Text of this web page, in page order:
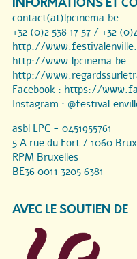
contact(at)lpcinema.be
+32 (0)2 538 17 57 / +32
http://
http://www.lpcinema.be
http://
Facebook : https://
Instagram :
asbl LPC - 0451955761
5 A rue du Fort / 1060
RPM Bruxelles
BE36 0011 3205 6381
AVEC LE SOUTIEN DE